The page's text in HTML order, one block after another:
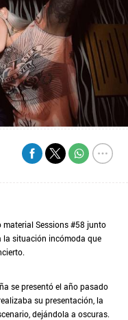
material Sessions #58 junto
la situación incómoda que
se presentó el año pasado
su presentación, la
dejándola a oscuras.